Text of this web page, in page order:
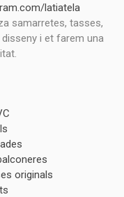
latiatela
samarretes, tasses,
i et farem una
originals